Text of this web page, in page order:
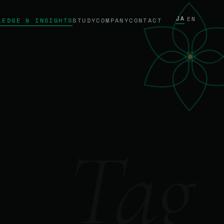
& INSIGHTSSTUDYCOMPANYCONTACT JA EN